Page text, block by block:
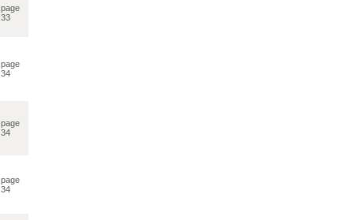
page
33
page
34
page
34
page
34